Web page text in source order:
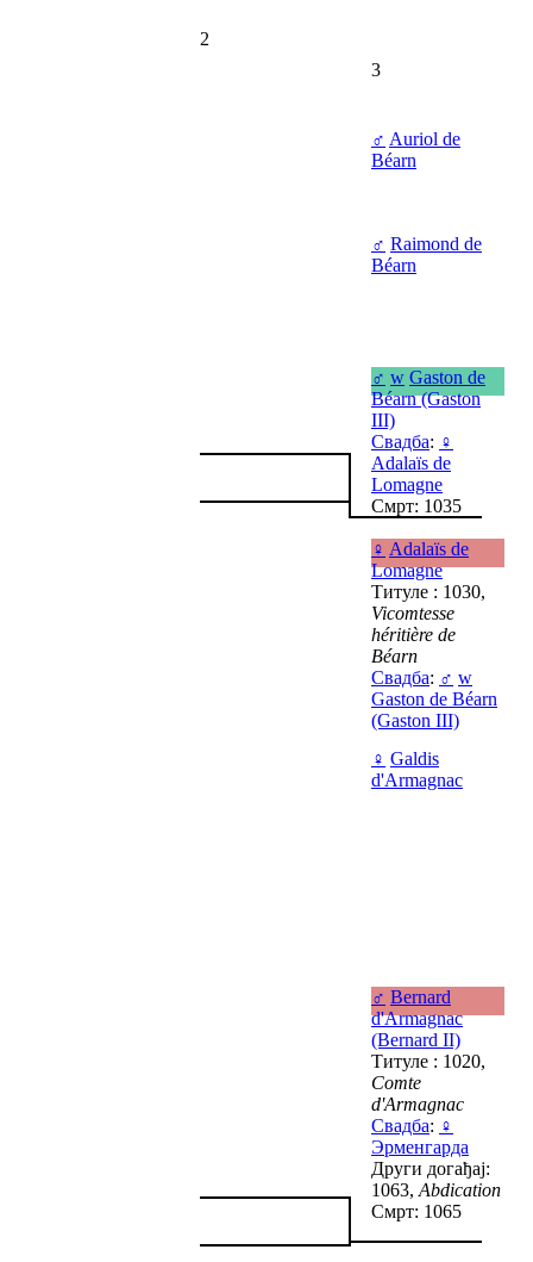
2
3
♂ Auriol de
Béarn
♂ Raimond de
Béarn
♂ w Gaston de
Béarn (Gaston
III)
Свадба: ♀
Adalaïs de
Lomagne
Смрт: 1035
♀ Adalaïs de
Lomagne
Титуле : 1030,
Vicomtesse
héritière de
Béarn
Свадба: ♂ w
Gaston de Béarn
(Gaston III)
♀ Galdis
d'Armagnac
♂ Bernard
d'Armagnac
(Bernard II)
Титуле : 1020,
Comte
d'Armagnac
Свадба: ♀
Эрменгарда
Други догађај:
1063, Abdication
Смрт: 1065